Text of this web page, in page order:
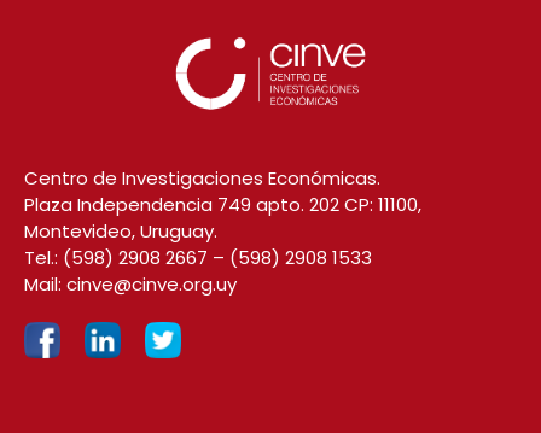
Centro de Investigaciones Económicas.
Plaza Independencia 749 apto. 202 CP: 11100,
Montevideo, Uruguay.
Tel.: (598) 2908 2667 – (598) 2908 1533
Mail: cinve@cinve.org.uy